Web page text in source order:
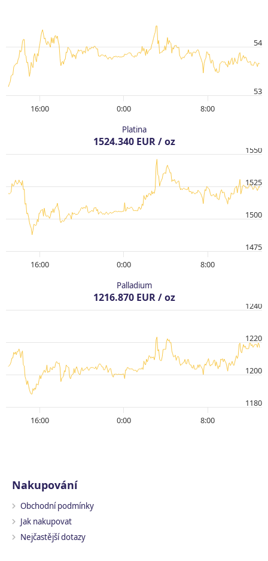
16:00 0:00 8:00
53
54
Platina
1524.340 EUR / oz
16:00 0:00 8:00
1475
1500
1525
1550
Palladium
1216.870 EUR / oz
16:00 0:00 8:00
1180
1200
1220
1240
Nakupování
Obchodní podmínky
Jak nakupovat
Nejčastější dotazy